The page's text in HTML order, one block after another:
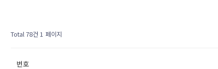
Total 78건 1 페이지
번호